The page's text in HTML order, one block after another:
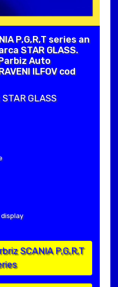
P,G,R,T series an
STAR GLASS.
Auto
ILFOV cod
GLASS
SCANIA P,G,R,T